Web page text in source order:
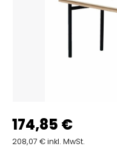
174,85 €
208,07 € inkl. MwSt.